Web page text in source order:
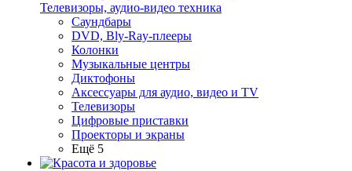
Телевизоры, аудио-видео техника
Саундбары
DVD, Bly-Ray-плееры
Колонки
Музыкальные центры
Диктофоны
Аксессуары для аудио, видео и TV
Телевизоры
Цифровые приставки
Проекторы и экраны
Ещё 5